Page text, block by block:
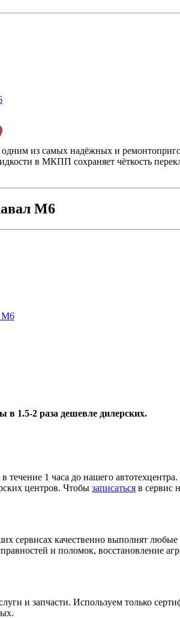
из самых надёжных и
в МКПП сохраняет чёткость
М6
M6
1.5-2 раза дешевле дилерских.
течение 1 часа до нашего
центров. Чтобы записаться в сервис
сервисах качественно выполнят
и поломок, восстановление
и запчасти. Используем только